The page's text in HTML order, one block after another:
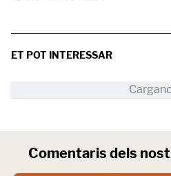
ET POT INTERESSAR
Comentaris dels